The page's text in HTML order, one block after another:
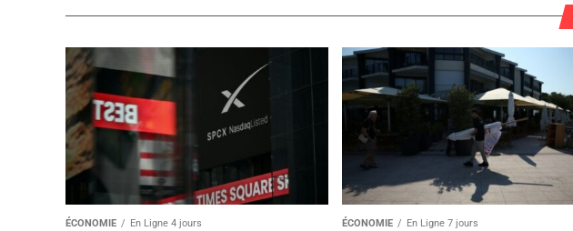
ÉCONOMIE En Ligne 4 jours ÉCONOMIE En Ligne 7 jours